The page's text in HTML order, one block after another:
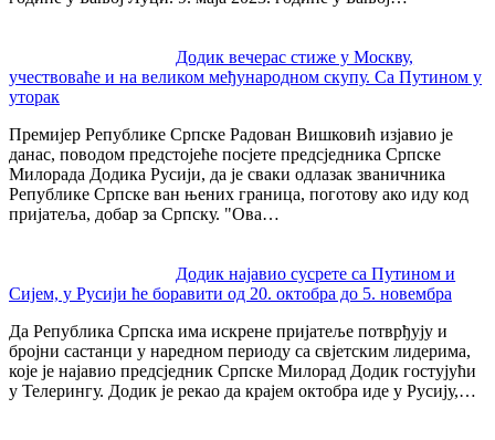
Додик вечерас стиже у Москву,
учествоваће и на великом међународном скупу. Са Путином у
уторак
Премијер Републике Српске Радован Вишковић изјавио је
данас, поводом предстојеће посјете предсједника Српске
Милорада Додика Русији, да је сваки одлазак званичника
Републике Српске ван њених граница, поготову ако иду код
пријатеља, добар за Српску. "Ова…
Додик најавио сусрете са Путином и
Сијем, у Русији ће боравити од 20. октобра до 5. новембра
Да Република Српска има искрене пријатеље потврђују и
бројни састанци у наредном периоду са свјетским лидерима,
које је најавио предсједник Српске Милорад Додик гостујући
у Телерингу. Додик је рекао да крајем октобра иде у Русију,…